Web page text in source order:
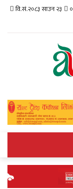
वि.सं.२०८३ साउन २३